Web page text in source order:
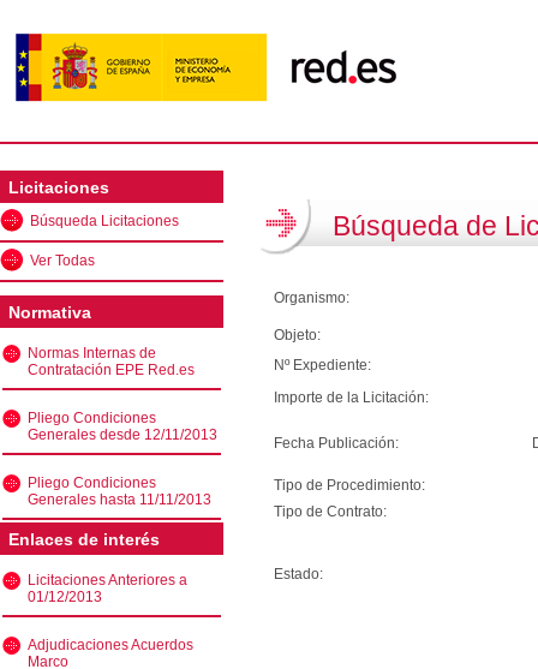
Licitaciones
Búsqueda Licitaciones
Ver Todas
Normativa
Normas Internas de
Contratación EPE Red.es
Pliego Condiciones
Generales desde 12/11/2013
Pliego Condiciones
Generales hasta 11/11/2013
Enlaces de interés
Licitaciones Anteriores a
01/12/2013
Adjudicaciones Acuerdos
Marco
Búsqueda de
Organismo:
Objeto:
Nº Expediente:
Importe de la Licitación:
Fecha Publicación:
Tipo de Procedimiento:
Tipo de Contrato:
Estado: